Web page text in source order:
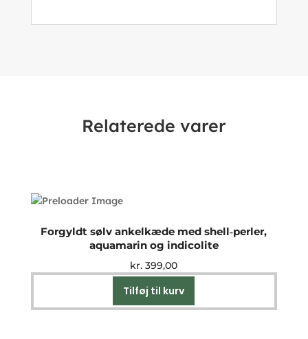
Relaterede varer
Forgyldt sølv ankelkæde med shell‑perler,
aquamarin og indicolite
kr. 399,00
Tilføj til kurv